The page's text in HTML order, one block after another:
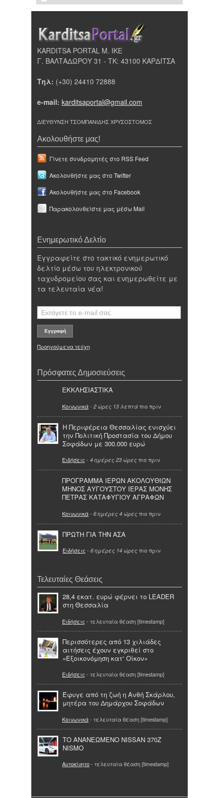
KARDITSA PORTAL Μ. ΙΚΕ
Γ. ΒΑΛΤΑΔΩΡΟΥ 31 - ΤΚ: 43100 ΚΑΡΔΙΤΣΑ
Τηλ: (+30) 24410 72888
e-mail: karditsaportal@gmail.com
ΔΙΕΥΘΥΝΣΗ ΤΣΟΜΠΑΝΙΔΗΣ ΧΡΥΣΟΣΤΟΜΟΣ
Ακολουθήστε μας!
Γίνετε συνδρομητές στο RSS Feed
Ακολουθήστε μας στο Twitter
Ακολουθήστε μας στο Facebook
Παρακολουθείστε μας μέσω Mail
Ενημερωτικό Δελτίο
Εγγραφείτε στο τακτικό ενημερωτικό
δελτίο μέσω του ηλεκτρονικού
ταχυδρομείου σας και ενημερωθείτε με
τα τελευταία νέα!
Προηγούμενα τεύχη
Πρόσφατες Δημοσιεύσεις
ΕΚΚΛΗΣΙΑΣΤΙΚΑ
Κοινωνικά- 2 ώρες 13 λεπτά πιο πριν
Η Περιφέρεια Θεσσαλίας ενισχύει
την Πολιτική Προστασία του Δήμου
Σοφάδων με 300.000 ευρώ
Ειδήσεις - 4 ημέρες 23 ώρες πιο πριν
ΠΡΟΓΡΑΜΜΑ ΙΕΡΩΝ ΑΚΟΛΟΥΘΙΩΝ
ΜΗΝΟΣ ΑΥΓΟΥΣΤΟΥ ΙΕΡΑΣ ΜΟΝΗΣ
ΠΕΤΡΑΣ ΚΑΤΑΦΥΓΙΟΥ ΑΓΡΑΦΩΝ
Κοινωνικά- 6 ημέρες 4 ώρες πιο πριν
ΠΡΩΤΗ ΓΙΑ ΤΗΝ ΑΣΑ
Ειδήσεις - 6 ημέρες 14 ώρες πιο πριν
Τελευταίες Θεάσεις
28,4 εκατ. ευρώ φέρνει το LEADER
στη Θεσσαλία
Ειδήσεις - τελευταία θέαση [timestamp]
Περισσότερες από 13 χιλιάδες
αιτήσεις έχουν εγκριθεί στο
«Εξοικονόμηση κατ' Οίκον»
Ειδήσεις - τελευταία θέαση [timestamp]
Έφυγε από τη ζωή η Ανθή Σκάρλου,
μητέρα του Δημάρχου Σοφάδων
Κοινωνικά- τελευταία θέαση [timestamp]
ΤΟ ΑΝΑΝΕΩΜΕΝΟ NISSAN 370Z
NISMO
Αυτοκίνητο- τελευταία θέαση [timestamp]